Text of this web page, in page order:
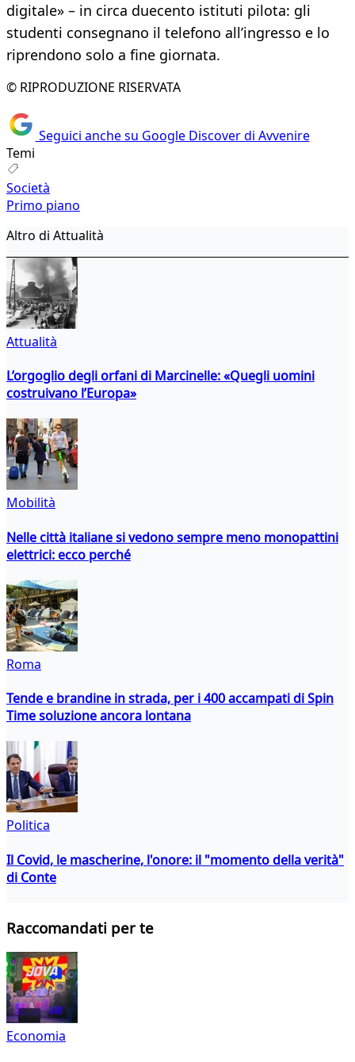
digitale» – in circa duecento istituti pilota: gli
studenti consegnano il telefono all’ingresso e lo
riprendono solo a fine giornata.
© RIPRODUZIONE RISERVATA
Seguici anche su Google Discover di Avvenire
Temi
Società
Primo piano
Altro di Attualità
Attualità
L’orgoglio degli orfani di Marcinelle: «Quegli uomini
costruivano l’Europa»
Mobilità
Nelle città italiane si vedono sempre meno monopattini
elettrici: ecco perché
Roma
Tende e brandine in strada, per i 400 accampati di Spin
Time soluzione ancora lontana
Politica
Il Covid, le mascherine, l'onore: il "momento della verità"
di Conte
Raccomandati per te
Economia